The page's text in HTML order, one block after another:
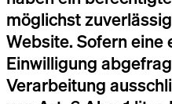
möglichst
Website. Sofern eine
Einwilligung
Verarbeitung